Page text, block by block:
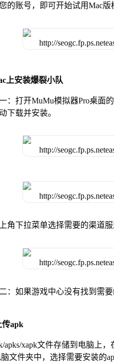
的账号，即可开始试用Mac版
上安装爆裂小队
：打开MuMu模拟器Pro桌面
下载并安装。
角下拉菜单选择需要的渠道服
：如果游戏中心没有找到需
传apk
apks/xapk文件存储到电脑上
文件夹中，选择需要安装的